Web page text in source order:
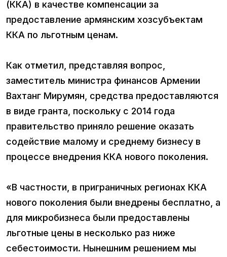
(ККА) в качестве компенсации за
предоставление армянским хозсубъектам
ККА по льготным ценам.
Как отметил, представляя вопрос,
заместитель министра финансов Армении
Вахтанг Мирумян, средства предоставляются
в виде гранта, поскольку с 2014 года
правительство приняло решение оказать
содействие малому и среднему бизнесу в
процессе внедрения ККА нового поколения.
«В частности, в приграничных регионах ККА
нового поколения были внедрены бесплатно, а
для микробизнеса были предоставлены
льготные цены в несколько раз ниже
себестоимости. Нынешним решением мы